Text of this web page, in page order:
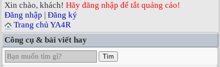
Xin chào, khách! Hãy đăng nhập để tắt quảng cáo!
Đăng nhập | Đăng ký
Trang chủ YA4R
Công cụ & bài viết hay
Tìm